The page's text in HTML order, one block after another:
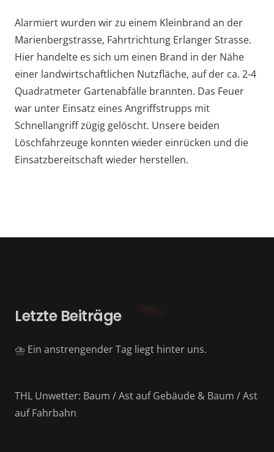
Alarmiert wurden wir zu einem Kleinbrand an der
Marienbergstrasse, Fahrtrichtung Erlanger Strasse.
Hier handelte es sich um einen Brand in der Nähe
einer landwirtschaftlichen Nutzfläche, auf der ca. 2-4
Quadratmeter Gartenabfälle brannten. Das Feuer
war unter Einsatz eines Angriffstrupps mit
Schnellangriff zügig gelöscht. Unsere beiden
Löschfahrzeuge konnten wieder einrücken und die
Einsatzbereitschaft wieder herstellen.
Letzte Beiträge
⛈️ Ein anstrengender Tag liegt hinter uns.
THL Unwetter: Baum / Ast auf Gebäude & Baum / Ast
auf Fahrbahn